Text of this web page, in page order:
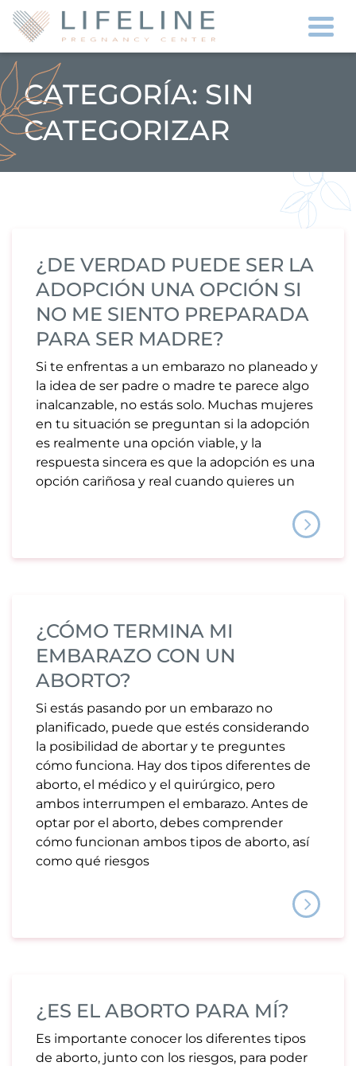
CATEGORÍA: SIN
CATEGORIZAR
¿DE VERDAD PUEDE SER LA
ADOPCIÓN UNA OPCIÓN SI
NO ME SIENTO PREPARADA
PARA SER MADRE?
Si te enfrentas a un embarazo no planeado y
la idea de ser padre o madre te parece algo
inalcanzable, no estás solo. Muchas mujeres
en tu situación se preguntan si la adopción
es realmente una opción viable, y la
respuesta sincera es que la adopción es una
opción cariñosa y real cuando quieres un
¿CÓMO TERMINA MI
EMBARAZO CON UN
ABORTO?
Si estás pasando por un embarazo no
planificado, puede que estés considerando
la posibilidad de abortar y te preguntes
cómo funciona. Hay dos tipos diferentes de
aborto, el médico y el quirúrgico, pero
ambos interrumpen el embarazo. Antes de
optar por el aborto, debes comprender
cómo funcionan ambos tipos de aborto, así
como qué riesgos
¿ES EL ABORTO PARA MÍ?
Es importante conocer los diferentes tipos
de aborto, junto con los riesgos, para poder